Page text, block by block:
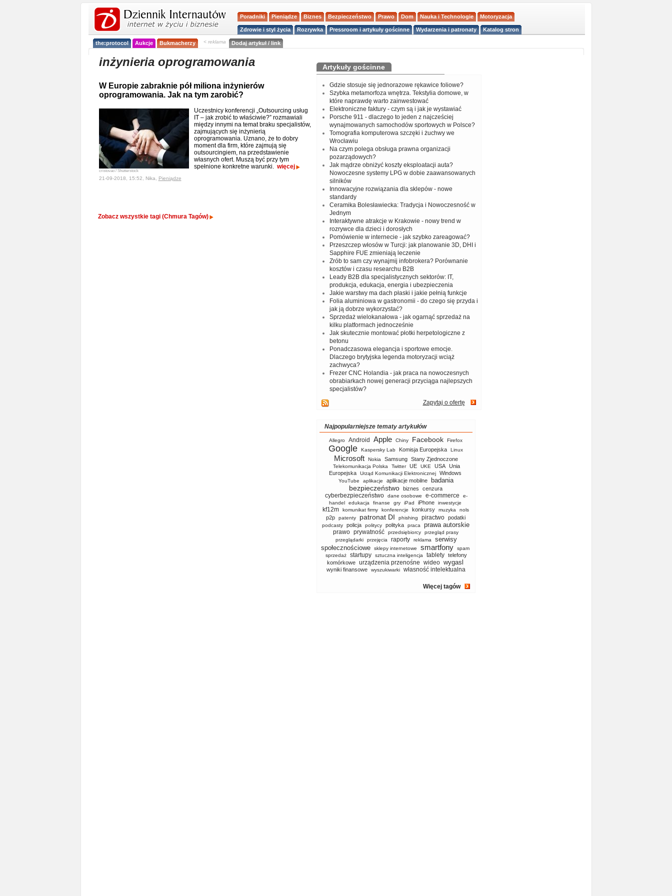
Poradniki Pieniądze Biznes Bezpieczeństwo Prawo Dom Nauka i Technologie Motoryzacja
Zdrowie i styl życia Rozrywka Pressroom i artykuły gościnne Wydarzenia i patronaty Katalog stron
the:protocol Aukcje Bukmacherzy < reklama Dodaj artykuł / link
inżynieria oprogramowania
W Europie zabraknie pół miliona inżynierów
oprogramowania. Jak na tym zarobić?
cristovao / Shutterstock
Uczestnicy konferencji „Outsourcing usług
IT – jak zrobić to właściwie?” rozmawiali
między innymi na temat braku specjalistów,
zajmujących się inżynierią
oprogramowania. Uznano, że to dobry
moment dla firm, które zajmują się
outsourcingiem, na przedstawienie
własnych ofert. Muszą być przy tym
spełnione konkretne warunki. więcej
21-09-2018, 15:52, Nika, Pieniądze
Zobacz wszystkie tagi (Chmura Tagów)
Artykuły gościnne
Gdzie stosuje się jednorazowe rękawice foliowe?
Szybka metamorfoza wnętrza. Tekstylia domowe, w
które naprawdę warto zainwestować
Elektroniczne faktury - czym są i jak je wystawiać
Porsche 911 - dlaczego to jeden z najcześciej
wynajmowanych samochodów sportowych w Polsce?
Tomografia komputerowa szczęki i żuchwy we
Wrocławiu
Na czym polega obsługa prawna organizacji
pozarządowych?
Jak mądrze obniżyć koszty eksploatacji auta?
Nowoczesne systemy LPG w dobie zaawansowanych
silników
Innowacyjne rozwiązania dla sklepów - nowe
standardy
Ceramika Bolesławiecka: Tradycja i Nowoczesność w
Jednym
Interaktywne atrakcje w Krakowie - nowy trend w
rozrywce dla dzieci i dorosłych
Pomówienie w internecie - jak szybko zareagować?
Przeszczep włosów w Turcji: jak planowanie 3D, DHI i
Sapphire FUE zmieniają leczenie
Zrób to sam czy wynajmij infobrokera? Porównanie
kosztów i czasu researchu B2B
Leady B2B dla specjalistycznych sektorów: IT,
produkcja, edukacja, energia i ubezpieczenia
Jakie warstwy ma dach płaski i jakie pełnią funkcje
Folia aluminiowa w gastronomii - do czego się przyda i
jak ją dobrze wykorzystać?
Sprzedaż wielokanałowa - jak ogarnąć sprzedaż na
kilku platformach jednocześnie
Jak skutecznie montować płotki herpetologiczne z
betonu
Ponadczasowa elegancja i sportowe emocje.
Dlaczego brytyjska legenda motoryzacji wciąż
zachwyca?
Frezer CNC Holandia - jak praca na nowoczesnych
obrabiarkach nowej generacji przyciąga najlepszych
specjalistów?
Zapytaj o ofertę
Najpopularniejsze tematy artykułów
Allegro Android Apple Chiny Facebook Firefox
Google Kaspersky Lab Komisja Europejska Linux
Microsoft Nokia Samsung Stany Zjednoczone
Telekomunikacja Polska Twitter UE UKE USA
Unia
Europejska
Urząd Komunikacji Elektronicznej Windows
YouTube aplikacje aplikacje mobilne badania
bezpieczeństwo biznes cenzura
cyberbezpieczeństwo dane osobowe e-commerce
e-
handel
edukacja finanse gry iPad iPhone inwestycje
kf12m komunikat firmy konferencje konkursy muzyka nols
p2p patenty patronat DI phishing piractwo podatki
podcasty policja politycy polityka praca prawa autorskie
prawo prywatność przedsiębiorcy
przegląd prasy
przeglądarki
przejęcia raporty reklama
serwisy
społecznościowe
sklepy internetowe smartfony
spam
sprzedaż
startupy sztuczna inteligencja tablety telefony
komórkowe urządzenia przenośne wideo wygasl
wyniki finansowe wyszukiwarki własność intelektualna
Więcej tagów